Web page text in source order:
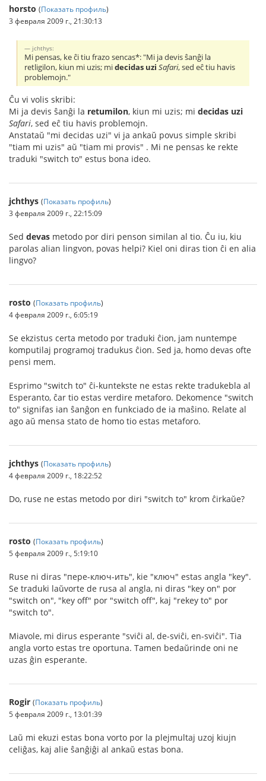
horsto (Показать профиль)
3 февраля 2009 г., 21:30:13
jchthys:
Mi pensas, ke ĉi tiu frazo sencas*: "Mi ja devis ŝanĝi la
retligilon, kiun mi uzis; midecidas uzi Safari, sed eĉ tiu havis
problemojn."
Ĉu vi volis skribi:
Mi ja devis ŝanĝi la retumilon, kiun mi uzis; mi decidas uzi
Safari, sed eĉ tiu havis problemojn.
Anstataŭ "mi decidas uzi" vi ja ankaŭ povus simple skribi
"tiam mi uzis" aŭ "tiam mi provis" . Mi ne pensas ke rekte
traduki "switch to" estus bona ideo.
jchthys (Показать профиль)
3 февраля 2009 г., 22:15:09
Sed devas metodo por diri penson similan al tio. Ĉu iu, kiu
parolas alian lingvon, povas helpi? Kiel oni diras tion ĉi en alia
lingvo?
rosto (Показать профиль)
4 февраля 2009 г., 6:05:19
Se ekzistus certa metodo por traduki ĉion, jam nuntempe
komputilaj programoj tradukus ĉion. Sed ja, homo devas ofte
pensi mem.
Esprimo "switch to" ĉi-kuntekste ne estas rekte tradukebla al
Esperanto, ĉar tio estas verdire metaforo. Dekomence "switch
to" signifas ian ŝanĝon en funkciado de ia maŝino. Relate al
ago aŭ mensa stato de homo tio estas metaforo.
jchthys (Показать профиль)
4 февраля 2009 г., 18:22:52
Do, ruse ne estas metodo por diri "switch to" krom ĉirkaŭe?
rosto (Показать профиль)
5 февраля 2009 г., 5:19:10
Ruse ni diras "пере-ключ-ить", kie "ключ" estas angla "key".
Se traduki laŭvorte de rusa al angla, ni diras "key on" por
"switch on", "key off" por "switch off", kaj "rekey to" por
"switch to".
Miavole, mi dirus esperante "sviĉi al, de-sviĉi, en-sviĉi". Tia
angla vorto estas tre oportuna. Tamen bedaŭrinde oni ne
uzas ĝin esperante.
Rogir (Показать профиль)
5 февраля 2009 г., 13:01:39
Laŭ mi ekuzi estas bona vorto por la plejmultaj uzoj kiujn
celiĝas, kaj alie ŝanĝiĝi al ankaŭ estas bona.